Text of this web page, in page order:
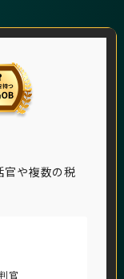
官や複数の税
官